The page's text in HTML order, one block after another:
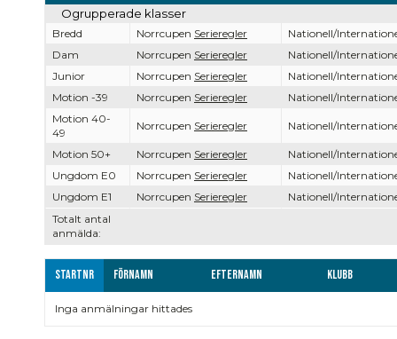
Totalt antal
anmälda:
Ogrupperade klasser
Bredd Norrcupen Serieregler
Nationell/
Dam
Norrcupen Serieregler
Nationell/
Junior
Norrcupen Serieregler
Nationell/
Motion -39
Norrcupen Serieregler
Nationell/
Motion 40-
49
Norrcupen Serieregler Nationell/
Motion 50+ Norrcupen Serieregler
Nationell/
Ungdom E0
Norrcupen Serieregler
Nationell/
Ungdom E1
Norrcupen Serieregler Nationell/
Startnr Förnamn Efternamn Klubb
Inga anmälningar hittades